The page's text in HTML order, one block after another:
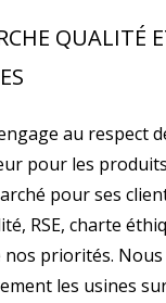
QUALITÉ
au respect
pour les
pour ses
RSE, charte
priorités.
les usines